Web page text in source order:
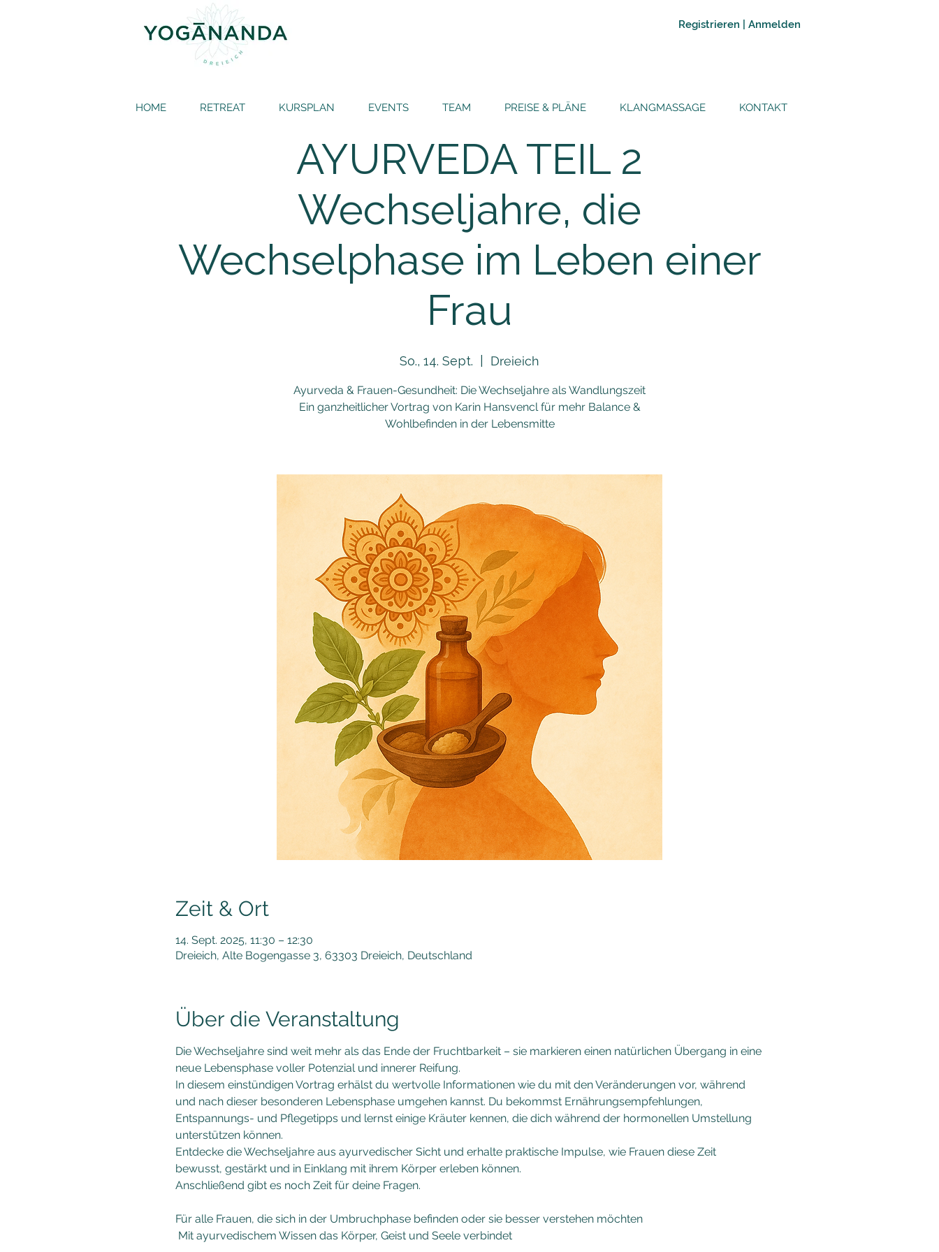
Registrieren | Anmelden
HOME RETREAT KURSPLAN EVENTS TEAM PREISE & PLÄNE KLANGMASSAGE KONTAKT
AYURVEDA TEIL 2
Wechseljahre, die
Wechselphase im Leben einer
Frau
So., 14. Sept. Dreieich
Ayurveda & Frauen-Gesundheit: Die Wechseljahre als Wandlungszeit
Ein ganzheitlicher Vortrag von Karin Hansvencl für mehr Balance &
Wohlbefinden in der Lebensmitte
Zeit & Ort
14. Sept. 2025, 11:30 – 12:30
Dreieich, Alte Bogengasse 3, 63303 Dreieich, Deutschland
Über die Veranstaltung
Die Wechseljahre sind weit mehr als das Ende der Fruchtbarkeit – sie markieren einen natürlichen Übergang in eine
neue Lebensphase voller Potenzial und innerer Reifung.
In diesem einstündigen Vortrag erhälst du wertvolle Informationen wie du mit den Veränderungen vor, während
und nach dieser besonderen Lebensphase umgehen kannst. Du bekommst Ernährungsempfehlungen,
Entspannungs- und Pflegetipps und lernst einige Kräuter kennen, die dich während der hormonellen Umstellung
unterstützen können.
Entdecke die Wechseljahre aus ayurvedischer Sicht und erhalte praktische Impulse, wie Frauen diese Zeit
bewusst, gestärkt und in Einklang mit ihrem Körper erleben können.
Anschließend gibt es noch Zeit für deine Fragen.
Für alle Frauen, die sich in der Umbruchphase befinden oder sie besser verstehen möchten
Mit ayurvedischem Wissen das Körper, Geist und Seele verbindet